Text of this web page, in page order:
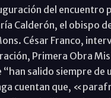
del
Calderón, el obispo
César Franco,
Primera Obra
salido siempre de
cuentan que,